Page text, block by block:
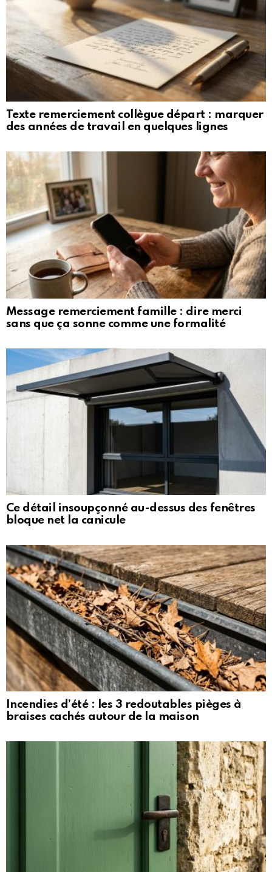
Texte remerciement collègue départ : marquer
des années de travail en quelques lignes
Message remerciement famille : dire merci
sans que ça sonne comme une formalité
Ce détail insoupçonné au-dessus des fenêtres
bloque net la canicule
Incendies d’été : les 3 redoutables pièges à
braises cachés autour de la maison